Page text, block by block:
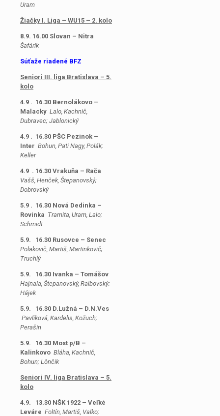
Uram
Žiačky I. Liga – WU15 – 2. kolo
8.9. 16.00 Slovan – Nitra
Šafárik
Súťaže riadené BFZ
Seniori III. liga Bratislava – 5.
kolo
4.9 . 16.30 Bernolákovo –
Malacky L alo, Kachnič,
Dubravec; Jablonický
4.9 . 16.30 PŠC Pezinok –
Inter Bohun, Pati Nagy, Polák;
Keller
4.9 . 16.30 Vrakuňa – Rača
Vašš, Henček, Štepanovský;
Dobrovský
5.9 . 16.30 Nová Dedinka –
Rovinka Tramita, Uram, Lalo;
Schmidt
5.9. 16.30 Rusovce – Senec
Polakovič, Martiš, Martinkovič;
Truchlý
5.9. 16.30 Ivanka – Tomášov
Hajnala, Štepanovský, Ralbovský;
Hájek
5.9. 16.30 D.Lužná – D.N.Ves
Pavlíková, Kardelis, Kožuch;
Perašin
5.9. 16.30 Most p/B –
Kalinkovo Bláha, Kachnič,
Bohun; Lônčik
Seniori IV. liga Bratislava – 5.
kolo
4.9. 13.30 NŠK 1922 – Veľké
Leváre Foltín, Martiš, Valko;